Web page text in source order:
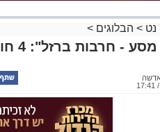
נט > הבלוגים >
- חרבות ברזל": 4 חודשים בעזה
אדשה